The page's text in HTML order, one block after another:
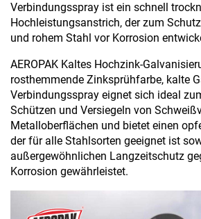
Verbindungsspray ist ein schnell
Hochleistungsanstrich, der zum
und rohem Stahl vor Korrosion
AEROPAK Kaltes Hochzink-
rosthemmende Zinksprühfarbe, kalte
Verbindungsspray eignet sich ideal
Schützen und Versiegeln von
Metalloberflächen und bietet einen
der für alle Stahlsorten geeignet ist
außergewöhnlichen Langzeitschutz
Korrosion gewährleistet.